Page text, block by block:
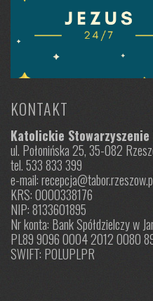
KONTAKT
Katolickie Stowarzyszenie
ul. Połonińska 25, 35-082
tel. 533 833 399
e-mail:
KRS: 0000338176
NIP: 8133601895
Nr konta: Bank Spółdzielczy w
PL89 9096 0004 2012 0080
SWIFT: POLUPLPR